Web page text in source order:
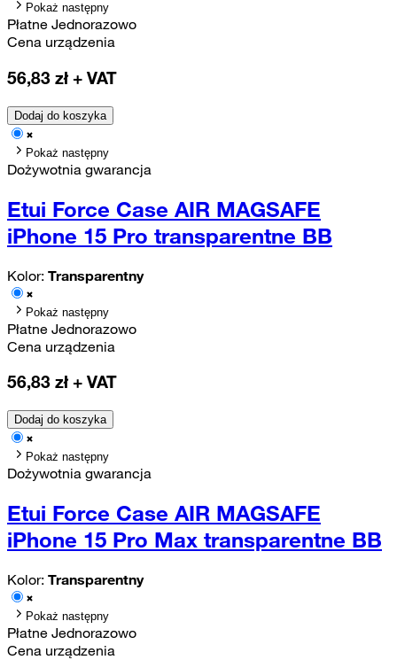
Pokaż następny
Płatne Jednorazowo
Cena urządzenia
56,83 zł + VAT
Dodaj do koszyka
Pokaż następny
Dożywotnia gwarancja
Etui Force Case AIR MAGSAFE
iPhone 15 Pro transparentne BB
Kolor: Transparentny
Pokaż następny
Płatne Jednorazowo
Cena urządzenia
56,83 zł + VAT
Dodaj do koszyka
Pokaż następny
Dożywotnia gwarancja
Etui Force Case AIR MAGSAFE
iPhone 15 Pro Max transparentne BB
Kolor: Transparentny
Pokaż następny
Płatne Jednorazowo
Cena urządzenia